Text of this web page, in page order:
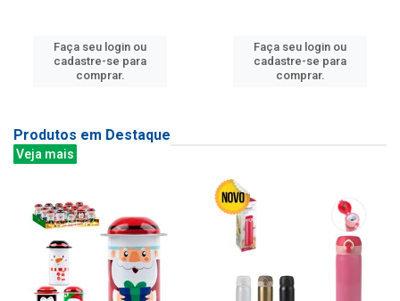
Faça seu login ou
cadastre-se para
comprar.
Faça seu login ou
cadastre-se para
comprar.
Produtos em Destaque
Veja mais